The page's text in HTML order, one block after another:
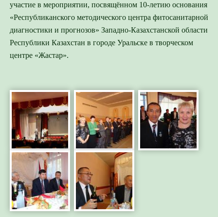
участие в мероприятии, посвящённом 10-летию основания
«Республиканского методического центра фитосанитарной
диагностики и прогнозов» Западно-Казахстанской области
Республики Казахстан в городе Уральске в творческом
центре «Жастар».